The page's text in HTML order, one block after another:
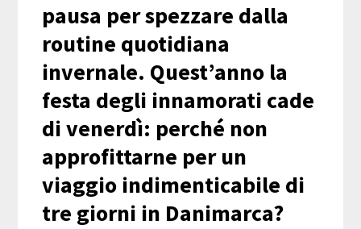
pausa per spezzare dalla
routine quotidiana
invernale. Quest’anno la
festa degli innamorati cade
di venerdì: perché non
approfittarne per un
viaggio indimenticabile di
tre giorni in Danimarca?